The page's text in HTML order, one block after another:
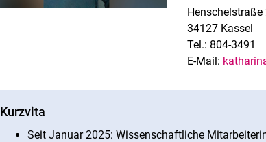
Henschelstraße
34127 Kassel
Tel.: 804-3491
E-Mail:
Kurzvita
Seit Januar 2025: Wissenschaftliche